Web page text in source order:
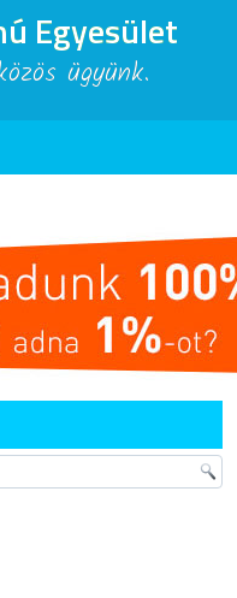
Egyesület
ügyünk.